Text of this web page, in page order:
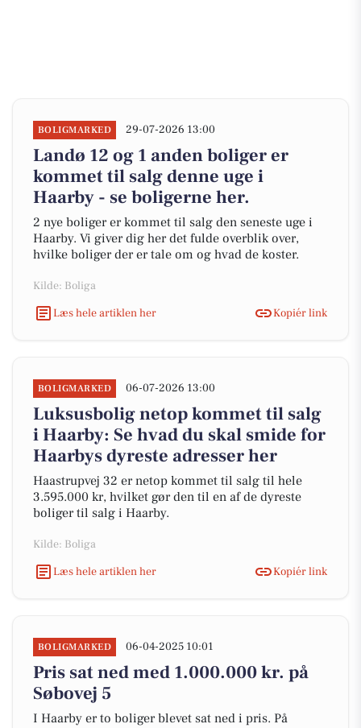
BOLIGMARKED 29-07-2026 13:00
Landø 12 og 1 anden boliger er
kommet til salg denne uge i
Haarby - se boligerne her.
2 nye boliger er kommet til salg den seneste uge i
Haarby. Vi giver dig her det fulde overblik over,
hvilke boliger der er tale om og hvad de koster.
Kilde: Boliga
Læs hele artiklen her
Kopiér link
BOLIGMARKED 06-07-2026 13:00
Luksusbolig netop kommet til salg
i Haarby: Se hvad du skal smide for
Haarbys dyreste adresser her
Haastrupvej 32 er netop kommet til salg til hele
3.595.000 kr, hvilket gør den til en af de dyreste
boliger til salg i Haarby.
Kilde: Boliga
Læs hele artiklen her
Kopiér link
BOLIGMARKED 06-04-2025 10:01
Pris sat ned med 1.000.000 kr. på
Søbovej 5
I Haarby er to boliger blevet sat ned i pris. På